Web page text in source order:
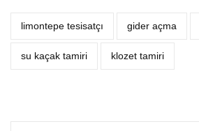
limontepe tesisatçı ‎gider açma
su kaçak tamiri klozet tamiri